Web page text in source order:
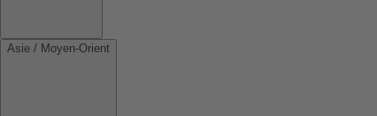
Asie / Moyen-Orient